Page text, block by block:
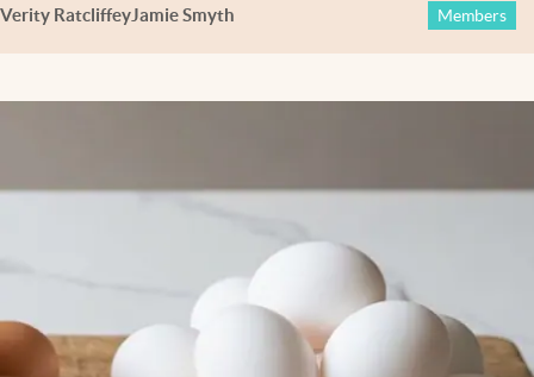
Verity RatcliffeyJamie Smyth Members